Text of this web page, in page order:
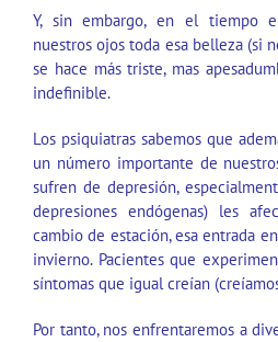
Y, sin embargo, en el tiempo
nuestros ojos toda esa belleza (si
se hace más triste, mas
indefinible.
Los psiquiatras sabemos que
un número importante de
sufren de depresión,
depresiones endógenas) les
cambio de estación, esa entrada
invierno. Pacientes que
síntomas que igual creían
Por tanto, nos enfrentaremos a